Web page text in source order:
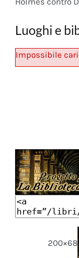
Luoghi e
Impossibile
200×68